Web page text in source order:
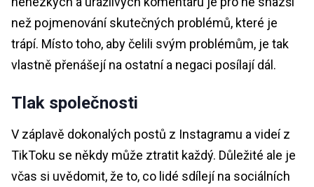
než pojmenování skutečných problémů, které je
trápí. Místo toho, aby čelili svým problémům, je tak
vlastně přenášejí na ostatní a negaci posílají dál.
Tlak společnosti
V záplavě dokonalých postů z Instagramu a videí z
TikToku se někdy může ztratit každý. Důležité ale je
včas si uvědomit, že to, co lidé sdílejí na sociálních